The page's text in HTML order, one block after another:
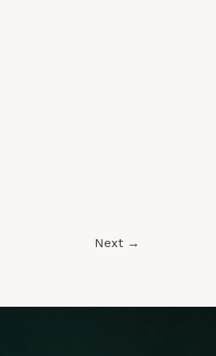
Next →